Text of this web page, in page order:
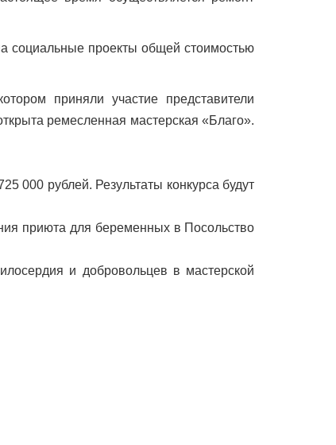
социальные проекты общей стоимостью
приняли участие представители
ремесленная мастерская «Благо».
000 рублей. Результаты конкурса будут
приюта для беременных в Посольство
и добровольцев в мастерской